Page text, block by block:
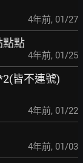
4年前, 01/27
點點
4年前, 01/25
皆不連號)
4年前, 01/22
4年前, 01/03